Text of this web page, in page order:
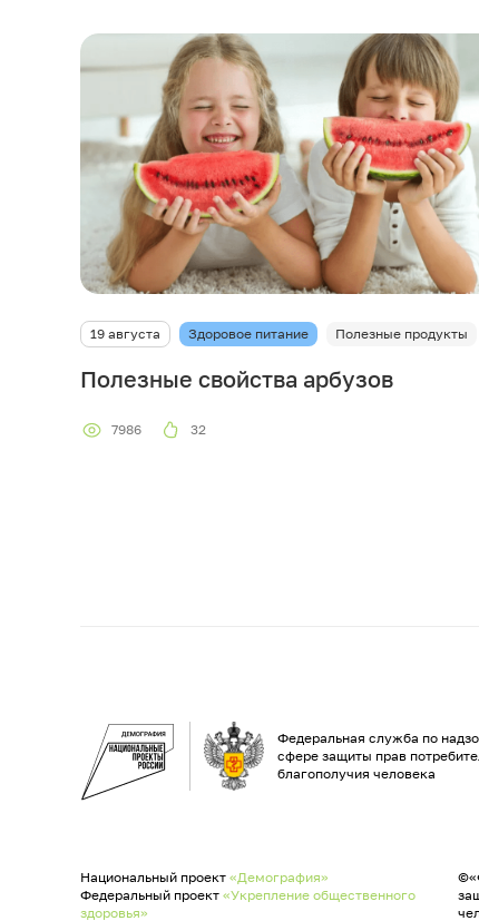
19 августа Здоровое питание Полезные продукты
Полезные свойства арбузов
7986 32
Федеральная служба по
сфере защиты прав
благополучия человека
Национальный проект «Демография»
Федеральный проект «Укрепление общественного
здоровья»